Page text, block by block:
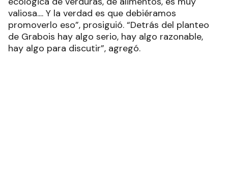
valiosa.... Y la verdad es que debiéramos
promoverlo eso”, prosiguió. “Detrás del planteo
de Grabois hay algo serio, hay algo razonable,
hay algo para discutir”, agregó.